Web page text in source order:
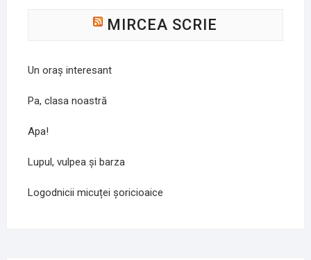
MIRCEA SCRIE
Un oraș interesant
Pa, clasa noastră
Apa!
Lupul, vulpea și barza
Logodnicii micuței șoricioaice